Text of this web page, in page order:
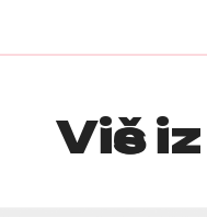
Više